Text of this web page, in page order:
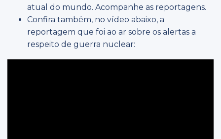
atual do mundo. Acompanhe as reportagens.
Confira também, no vídeo abaixo, a
reportagem que foi ao ar sobre os alertas a
respeito de guerra nuclear: